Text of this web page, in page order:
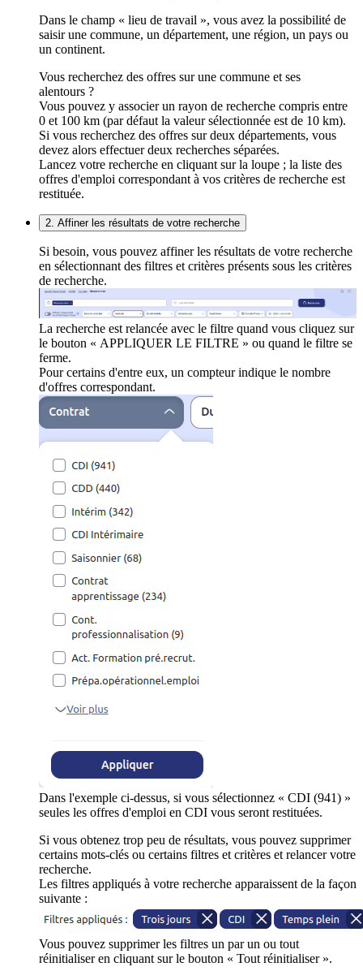
Dans le champ « lieu de travail », vous avez la possibilité de
saisir une commune, un département, une région, un pays ou
un continent.
Vous recherchez des offres sur une commune et ses
alentours ?
Vous pouvez y associer un rayon de recherche compris entre
0 et 100 km (par défaut la valeur sélectionnée est de 10 km).
Si vous recherchez des offres sur deux départements, vous
devez alors effectuer deux recherches séparées.
Lancez votre recherche en cliquant sur la loupe ; la liste des
offres d'emploi correspondant à vos critères de recherche est
restituée.
2. Affiner les résultats de votre recherche
Si besoin, vous pouvez affiner les résultats de votre recherche
en sélectionnant des filtres et critères présents sous les critères
de recherche.
La recherche est relancée avec le filtre quand vous cliquez sur
le bouton « APPLIQUER LE FILTRE » ou quand le filtre se
ferme.
Pour certains d'entre eux, un compteur indique le nombre
d'offres correspondant.
Dans l'exemple ci-dessus, si vous sélectionnez « CDI (941) »
seules les offres d'emploi en CDI vous seront restituées.
Si vous obtenez trop peu de résultats, vous pouvez supprimer
certains mots-clés ou certains filtres et critères et relancer votre
recherche.
Les filtres appliqués à votre recherche apparaissent de la façon
suivante :
Vous pouvez supprimer les filtres un par un ou tout
réinitialiser en cliquant sur le bouton « Tout réinitialiser ».